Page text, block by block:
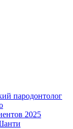
пародонтолог
2025